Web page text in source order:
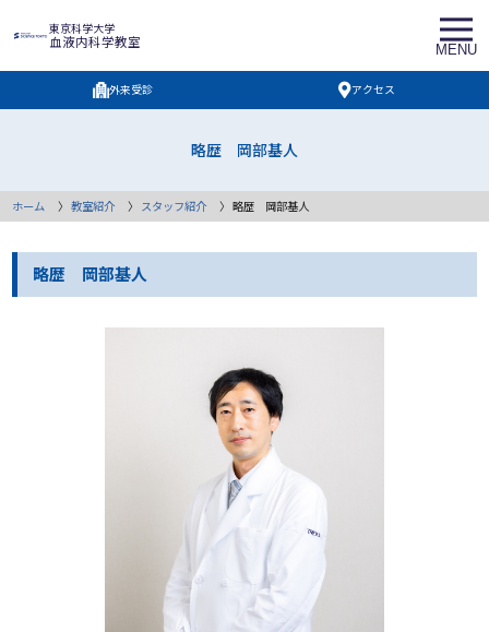
東京科学大学
血液内科学教室 MENU
外来受診 アクセス
略歴 岡部基人
ホーム 〉 教室紹介 〉 スタッフ紹介 〉 略歴 岡部基人
略歴 岡部基人